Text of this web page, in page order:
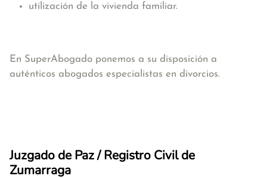
utilización de la vivienda familiar.
En SuperAbogado ponemos a su disposición a
auténticos abogados especialistas en divorcios.
Juzgado de Paz / Registro Civil de
Zumarraga